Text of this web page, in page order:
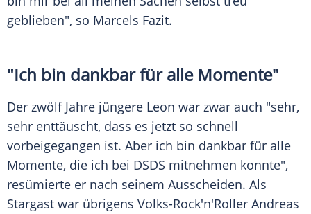
geblieben", so Marcels Fazit.
"Ich bin dankbar für alle Momente"
Der zwölf Jahre jüngere Leon war zwar auch "sehr,
sehr enttäuscht, dass es jetzt so schnell
vorbeigegangen ist. Aber ich bin dankbar für alle
Momente, die ich bei DSDS mitnehmen konnte",
resümierte er nach seinem Ausscheiden. Als
Stargast war übrigens Volks-Rock'n'Roller Andreas